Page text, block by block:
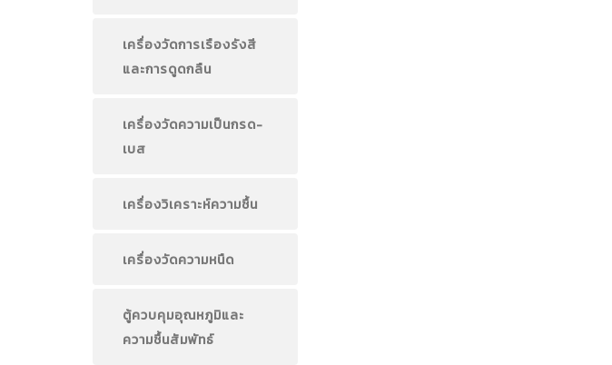
เครื่องวัดการเรืองรังสี
และการดูดกลืน
เครื่องวัดความเป็นกรด-
เบส
เครื่องวิเคราะห์ความชื้น
เครื่องวัดความหนืด
ตู้ควบคุมอุณหภูมิและ
ความชื้นสัมพัทธ์